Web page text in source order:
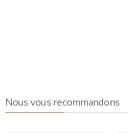
Nous vous recommandons